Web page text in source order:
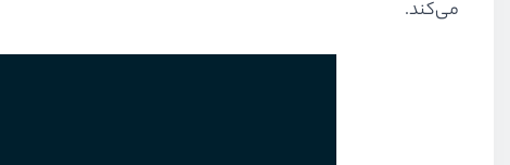
می‌کند.